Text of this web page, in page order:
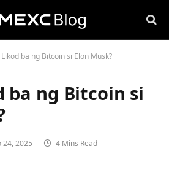
ba ng Bitcoin si Elon Musk?
ba ng Bitcoin si
24, 2025 4 Mins Read